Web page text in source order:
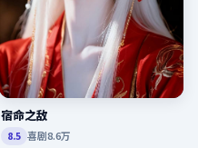
宿命之敌
8.5 喜剧8.6万